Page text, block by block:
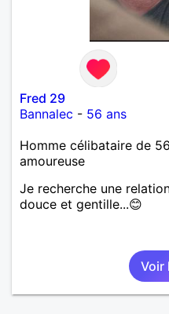
Fred 29
Bannalec - 56 ans
Homme célibataire de
amoureuse
Je recherche une
douce et gentille...😊
Voir